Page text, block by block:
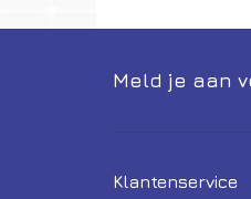
Meld je aan
Klantenservice